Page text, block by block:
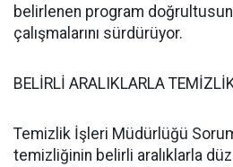
belirlenen program
çalışmalarını sürdürüyor.
BELİRLİ ARALIKLARLA
Temizlik İşleri Müdürlüğü
temizliğinin belirli aralıklarla